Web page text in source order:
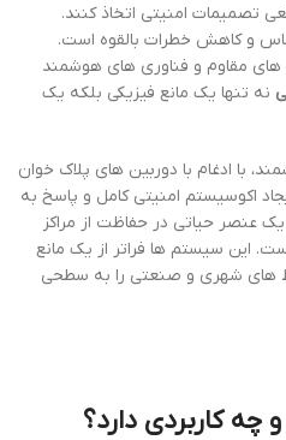
تصمیمات امنیتی اتخاذ کنند.
و کاهش خطرات بالقوه است.
های مقاوم و فناوری های هوشمند
نه تنها یک مانع فیزیکی بلکه یک
با ادغام با دوربین های پلاک خوان
اکوسیستم امنیتی کامل و پاسخ به
عنصر حیاتی در حفاظت از مراکز
این سیستم ها فراتر از یک مانع
های شهری و صنعتی را به سطحی
کاربردی دارد؟